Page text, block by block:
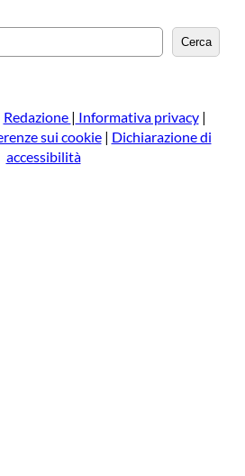
e
a
Cerca
Redazione | Informativa privacy|
sui cookie| Dichiarazione di
accessibilità